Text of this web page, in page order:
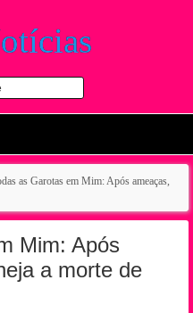
as Garotas em Mim: Após ameaças,
Mim: Após
a morte de